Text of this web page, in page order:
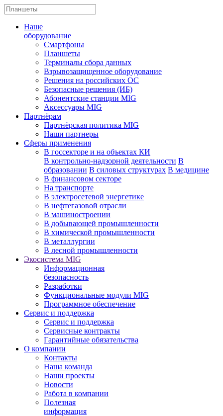
Наше
оборудование
Смартфоны
Планшеты
Терминалы сбора данных
Взрывозащищенное оборудование
Решения на российских ОС
Безопасные решения (ИБ)
Абонентские станции MIG
Аксессуары MIG
Партнёрам
Партнёрская политика MIG
Наши партнеры
Сферы применения
В госсекторе и на объектах КИ
В контрольно-надзорной деятельности В
образовании В силовых структурах В медицине
В финансовом секторе
На транспорте
В электросетевой энергетике
В нефтегазовой отрасли
В машиностроении
В добывающей промышленности
В химической промышленности
В металлургии
В лесной промышленности
Экосистема MIG
Информационная
безопасность
Разработки
Функциональные модули MIG
Программное обеспечение
Сервис и поддержка
Сервис и поддержка
Сервисные контракты
Гарантийные обязательства
О компании
Контакты
Наша команда
Наши проекты
Новости
Работа в компании
Полезная
информация